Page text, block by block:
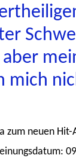
aber
mich
zum neuen Hit-